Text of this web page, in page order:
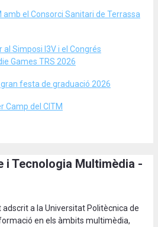
amb el Consorci Sanitari de Terrassa
al Simposi I3V i el Congrés
Games TRS 2026
gran festa de graduació 2026
Camp del CITM
i Tecnologia Multimèdia -
adscrit a la Universitat Politècnica de
en els àmbits multimèdia,